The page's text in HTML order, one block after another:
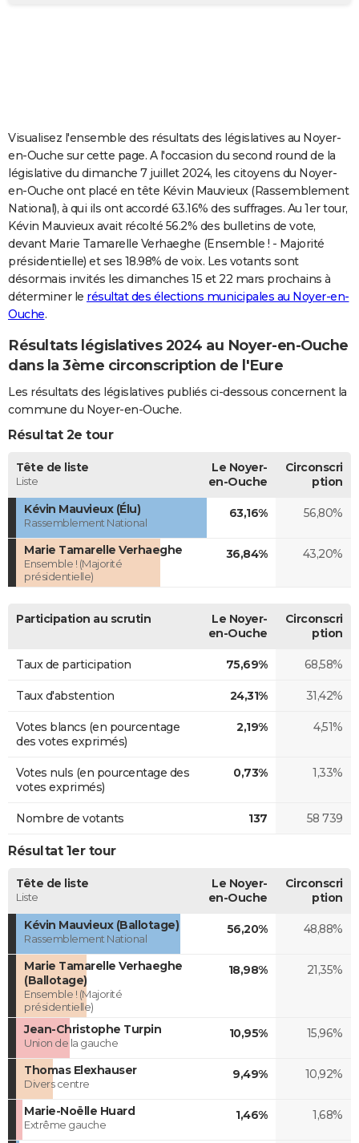
Carte de Noël
Carte Bonne année
Carte Saint-Valentin
Carte Pâques
Carte d'anniversaire
DICTIONNAIRE
Dictionnaire
Biographies
Citations
Expressions
Proverbes
PROGRAMME TV
COPAINS D'AVANT
S'inscrire
Se connecter
Lycées
Collèges
Primaires
Universités
Entreprises
Service militaire
Avis de recherche
AVIS DE DÉCÈS
FORUM
Bricolage
Lifestyle
Culture
Sport
Auto
Television
Voyage
Cinema
Visualisez l'ensemble des résultats des législatives au Noyer-
en-Ouche sur cette page. A l'occasion du second round de la
législative du dimanche 7 juillet 2024, les citoyens du Noyer-
en-Ouche ont placé en tête Kévin Mauvieux (Rassemblement
National), à qui ils ont accordé 63.16% des suffrages. Au 1er tour,
Kévin Mauvieux avait récolté 56.2% des bulletins de vote,
devant Marie Tamarelle Verhaeghe (Ensemble ! - Majorité
présidentielle) et ses 18.98% de voix. Les votants sont
désormais invités les dimanches 15 et 22 mars prochains à
déterminer le résultat des élections municipales au Noyer-en-
Ouche.
Résultats législatives 2024 au Noyer-en-Ouche
dans la 3ème circonscription de l'Eure
Les résultats des législatives publiés ci-dessous concernent la
commune du Noyer-en-Ouche.
Résultat 2e tour
Tête de liste
Liste
Le Noyer-
en-Ouche
Circonscri
ption
Kévin Mauvieux (Élu)
Rassemblement National
63,16% 56,80%
Marie Tamarelle Verhaeghe
Ensemble ! (Majorité
présidentielle)
36,84% 43,20%
Participation au scrutin
Le Noyer-
en-Ouche
Circonscri
ption
Taux de participation 75,69% 68,58%
Taux d'abstention 24,31% 31,42%
Votes blancs (en pourcentage
des votes exprimés)
2,19% 4,51%
Votes nuls (en pourcentage des
votes exprimés)
0,73% 1,33%
Nombre de votants 137 58 739
Résultat 1er tour
Tête de liste
Liste
Le Noyer-
en-Ouche
Circonscri
ption
Kévin Mauvieux (Ballotage)
Rassemblement National
56,20% 48,88%
Marie Tamarelle Verhaeghe
(Ballotage)
Ensemble ! (Majorité
présidentielle)
18,98% 21,35%
Jean-Christophe Turpin
Union de la gauche
10,95% 15,96%
Thomas Elexhauser
Divers centre
9,49% 10,92%
Marie-Noëlle Huard
Extrême gauche
1,46% 1,68%